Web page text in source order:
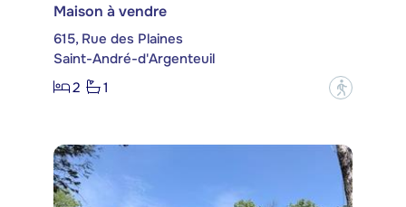
Maison à vendre
615, Rue des Plaines
Saint-André-d'Argenteuil
2
1 ?